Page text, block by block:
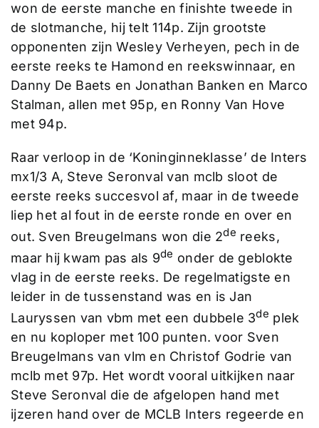
won de eerste manche en finishte tweede in
de slotmanche, hij telt 114p. Zijn grootste
opponenten zijn Wesley Verheyen, pech in de
eerste reeks te Hamond en reekswinnaar, en
Danny De Baets en Jonathan Banken en Marco
Stalman, allen met 95p, en Ronny Van Hove
met 94p.
Raar verloop in de ‘Koninginneklasse’ de Inters
mx1/3 A, Steve Seronval van mclb sloot de
eerste reeks succesvol af, maar in de tweede
liep het al fout in de eerste ronde en over en
out. Sven Breugelmans won die 2de reeks,
maar hij kwam pas als 9de onder de geblokte
vlag in de eerste reeks. De regelmatigste en
leider in de tussenstand was en is Jan
Lauryssen van vbm met een dubbele 3de plek
en nu koploper met 100 punten. voor Sven
Breugelmans van vlm en Christof Godrie van
mclb met 97p. Het wordt vooral uitkijken naar
Steve Seronval die de afgelopen hand met
ijzeren hand over de MCLB Inters regeerde en